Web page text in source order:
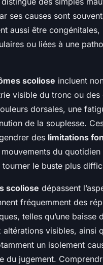
ses causes sont
aussi être congénitales,
ou liées à une
scoliose incluent
visible du tronc ou des
dorsales, une
de la souplesse.
des limitations
du
tourner le buste plus
scoliose dépassent
fréquemment des
telles qu’une baisse
altérations visibles, ainsi
un isolement
du jugement.